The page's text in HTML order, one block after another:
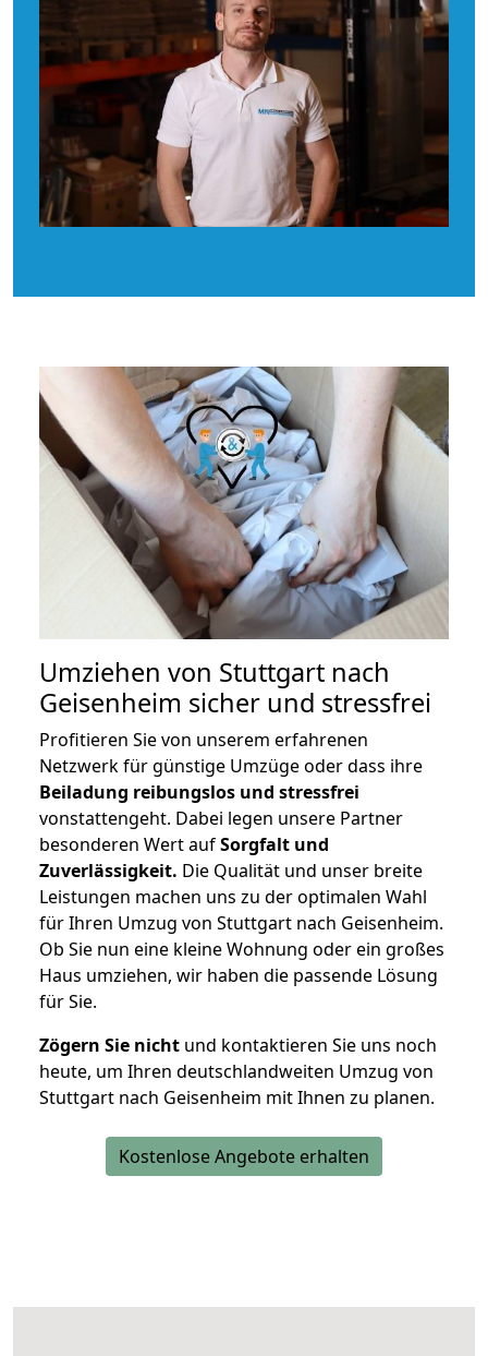
Umziehen von Stuttgart nach
Geisenheim sicher und stressfrei
Profitieren Sie von unserem erfahrenen
Netzwerk für günstige Umzüge oder dass ihre
Beiladung reibungslos und stressfrei
vonstattengeht. Dabei legen unsere Partner
besonderen Wert aufSorgfalt und
Zuverlässigkeit. Die Qualität und unser breite
Leistungen machen uns zu der optimalen Wahl
für Ihren Umzug von Stuttgart nach Geisenheim.
Ob Sie nun eine kleine Wohnung oder ein großes
Haus umziehen, wir haben die passende Lösung
für Sie.
Zögern Sie nicht und kontaktieren Sie uns noch
heute, um Ihren deutschlandweiten Umzug von
Stuttgart nach Geisenheim mit Ihnen zu planen.
Kostenlose Angebote erhalten